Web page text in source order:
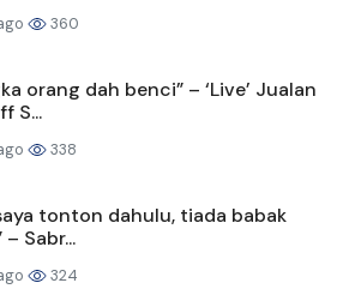
360
orang dah benci” – ‘Live’ Jualan
S...
338
tonton dahulu, tiada babak
Sabr...
324